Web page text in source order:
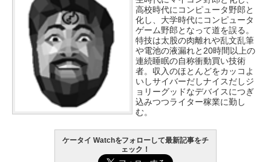
高校時代にコンピュータ野郎と
化し、大学時代にコンピュータ
ゲーム野郎となって道を誤る。
特技は太股の肉離れや乱文乱筆
や電池の液漏れと20時間以上の
連続睡眠の自称衝動買い技術
者。収入のほとんどをカッコよ
いしサイバーだしナイスだしジ
ョリーグッドなデバイスにつぎ
込みつつライター稼業に勤し
む。
ケータイ Watchをフォローして最新記事をチ
ェック！